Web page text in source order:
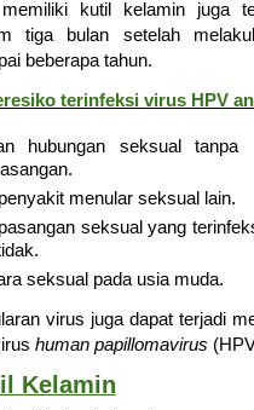
kutil kelamin juga
tiga bulan setelah
beberapa tahun.
terinfeksi virus HPV
hubungan seksual tanpa
menular seksual lain.
seksual yang
seksual pada usia muda.
virus juga dapat terjadi
human papillomavirus
Kelamin